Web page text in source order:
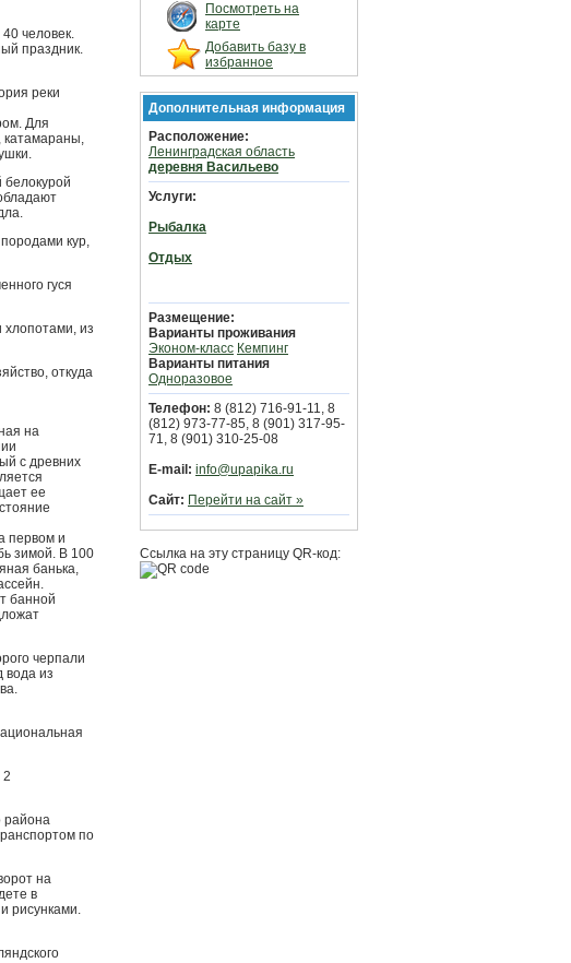
человек.
праздник.
реки
Для
катамараны,
кур,
гуся
из
откуда
на
с древних
ее
первом и
зимой. В 100
банька,
банной
черпали
вода из
2
района
по
на
в
рисунками.
Посмотреть на
карте
Добавить базу в
избранное
Дополнительная информация
Расположение:
Ленинградская область
деревня Васильево
Услуги:
Рыбалка
Отдых
Размещение:
Варианты проживания
Эконом-класс Кемпинг
Варианты питания
Одноразовое
Телефон: 8 (812) 716-91-11, 8
(812) 973-77-85, 8 (901) 317-95-
71, 8 (901) 310-25-08
E-mail: info@upapika.ru
Сайт: Перейти на сайт »
Ссылка на эту страницу QR-код: